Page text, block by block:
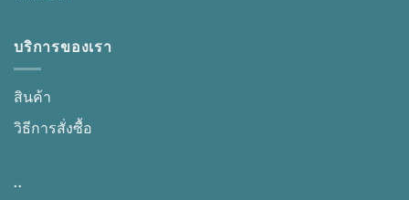
บริการของเรา
สินค้า
วิธีการสั่งซื้อ